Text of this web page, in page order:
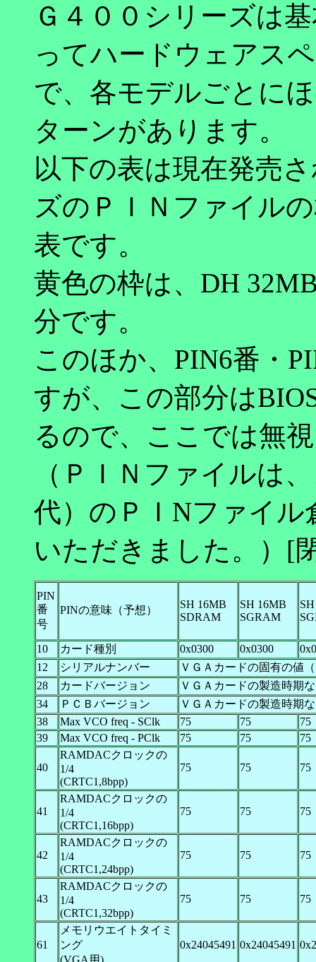
Ｇ４００シリーズは
ってハードウェアス
で、各モデルごとに
ターンがあります。
以下の表は現在発売
ズのＰＩＮファイル
表です。
黄色の枠は、DH
分です。
このほか、PIN6番・
すが、この部分は
るので、ここでは無
（ＰＩＮファイルは
代）のＰＩNファイ
いただきました。）[
PIN
番
号
PINの意味（予想）
SH 16MB
SDRAM
SH 16MB
SGRAM
10 カード種別 0x0300 0x0300
12
シリアルナンバー
ＶＧＡカードの固有の値
28
カードバージョン
ＶＧＡカードの製造時期
34
ＰＣＢバージョン
ＶＧＡカードの製造時期
38
Max VCO freq - SClk 75 75
75
39
Max VCO freq - PClk 75 75 75
40
RAMDACクロックの
1/4
(CRTC1,8bpp)
75 75 75
41
RAMDACクロックの
1/4
(CRTC1,16bpp)
75 75 75
42
RAMDACクロックの
1/4
(CRTC1,24bpp)
75 75 75
43
RAMDACクロックの
1/4
(CRTC1,32bpp)
75 75 75
61
メモリウエイトタイミ
ング
(VGA用)
0x24045491 0x24045491